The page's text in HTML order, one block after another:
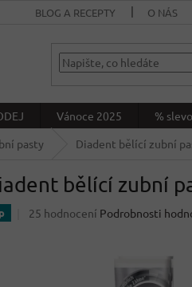
BLOG A RECEPTY O NÁS
Vánoce 2025 %
pasty Diadent bělící zubní
bělící zubní
Průměrné
25 hodnocení Podrobnosti